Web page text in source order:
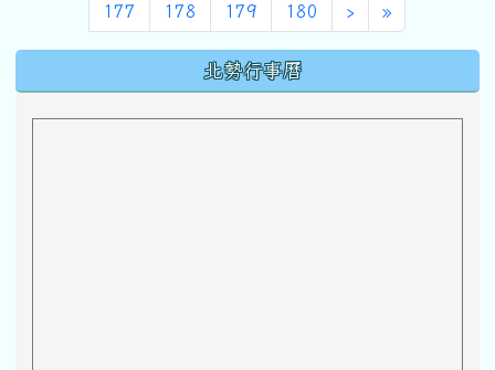
177 178 179 180 ›下一頁
»最後頁
北勢行事曆